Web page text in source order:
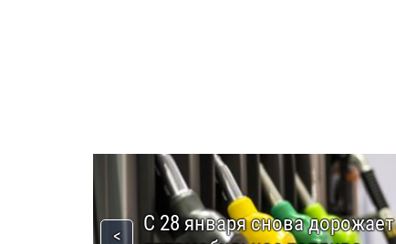
С 28 января снова дорожает